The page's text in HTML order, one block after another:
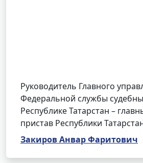
Руководитель Главного
Федеральной службы
Республике Татарстан –
пристав Республики
Закиров Анвар Фаритович